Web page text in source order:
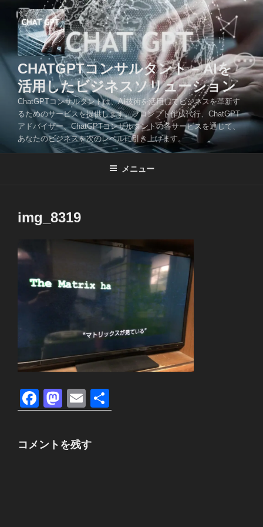
ツ
CHATGPTコンサルタント – AIを
活用したビジネスソリューション
ChatGPTコンサルタントは、AI技術を活用してビジネスを革新す
るためのサービスを提供します。プロンプト作成代行、ChatGPT
アドバイザー、ChatGPTコンサルタントの各サービスを通じて、
あなたのビジネスを次のレベルに引き上げます。
メニュー
img_8319
F
a
c
e
M
a
st
o
E
m
ail
有
コメントを残す